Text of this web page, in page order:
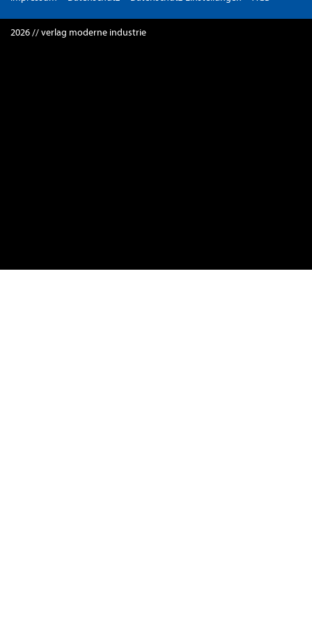
2026 // verlag moderne industrie